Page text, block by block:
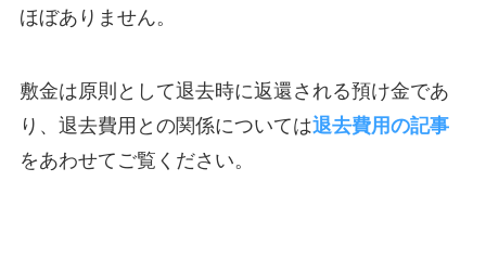
ほぼありません。
敷金は原則として退去時に返還される預け金であ
り、退去費用との関係については退去費用の記事
をあわせてご覧ください。